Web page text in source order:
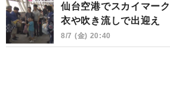
仙台空港でスカイマー
衣や吹き流しで出迎え
8/7 (金) 20:40